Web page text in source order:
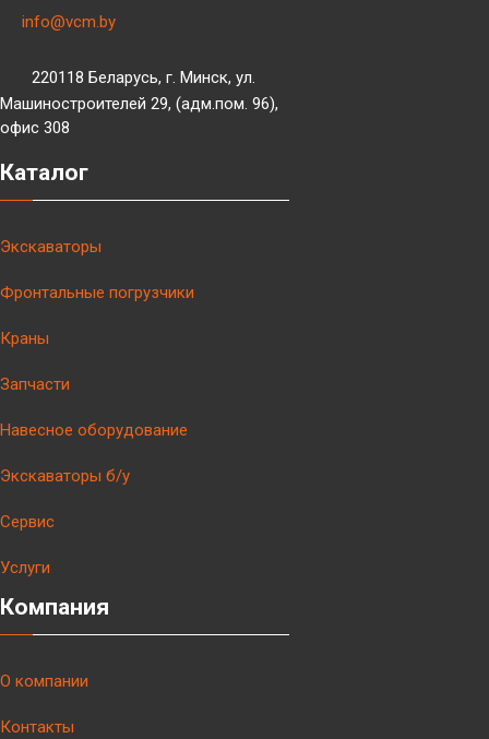
info@vcm.by
220118 Беларусь, г. Минск, ул.
Машиностроителей 29, (адм.пом. 96),
офис 308
Каталог
Экскаваторы
Фронтальные погрузчики
Краны
Запчасти
Навесное оборудование
Экскаваторы б/у
Сервис
Услуги
Компания
О компании
Контакты